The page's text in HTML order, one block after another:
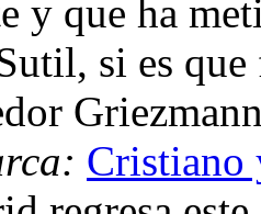
y que ha
si es
Cristiano